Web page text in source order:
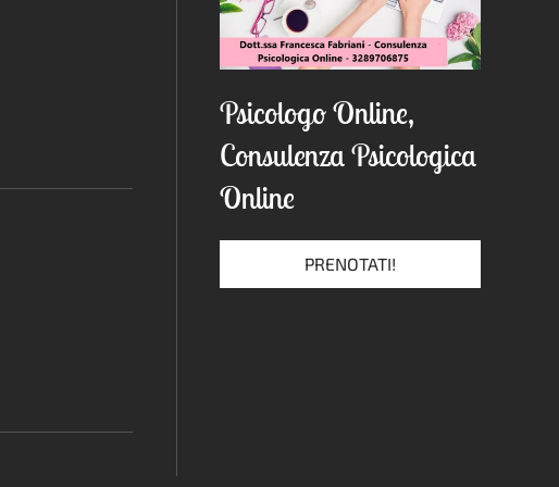
Psicologo Online,
Consulenza Psicologica
Online
PRENOTATI!